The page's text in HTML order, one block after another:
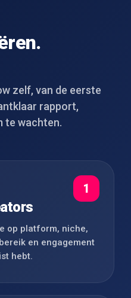
zelf, van de eerste
rapport,
te wachten.
1
op platform, niche,
en engagement
hebt.